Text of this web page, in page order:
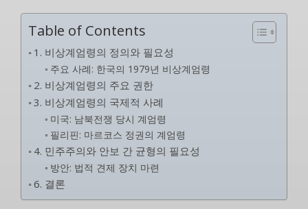
Table of Contents
1. 비상계엄령의 정의와 필요성
주요 사례: 한국의 1979년 비상계엄령
2. 비상계엄령의 주요 권한
3. 비상계엄령의 국제적 사례
미국: 남북전쟁 당시 계엄령
필리핀: 마르코스 정권의 계엄령
4. 민주주의와 안보 간 균형의 필요성
방안: 법적 견제 장치 마련
6. 결론